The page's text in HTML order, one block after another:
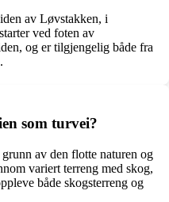
av Løvstakken, i
ved foten av
og er tilgjengelig både fra
som turvei?
av den flotte naturen og
variert terreng med skog,
både skogsterreng og